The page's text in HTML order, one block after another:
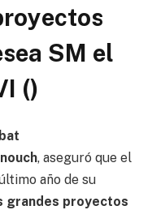
SM el
()
, aseguró que el
año de su
grandes proyectos